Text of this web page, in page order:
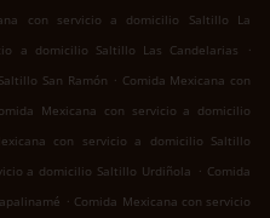
con servicio a domicilio Saltillo La
a domicilio Saltillo Las Candelarias
.
San Ramón . Comida Mexicana con
Mexicana con servicio a domicilio
con servicio a domicilio Saltillo
a domicilio Saltillo Urdiñola . Comida
. Comida Mexicana con servicio